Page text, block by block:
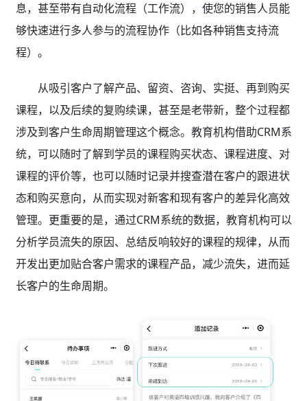
息，甚至带有自动化流程（工作流），使您的销售人员能
够快速进行多人参与的流程协作（比如各种销售支持流
程）。
从吸引客户了解产品、留资、咨询、实挺、再到购买
课程，以及后续的复购续课，甚至是老带新，整个过程都
涉及到客户生命周期管理这个概念。教育机构借助CRM系
统，可以随时了解到学员的课程购买状态、课程进度、对
课程的评价等，也可以随时记录并搜查潜在客户的跟进状
态和购买意向，从而实现对新客和现有客户的差异化高效
管理。更重要的是，通过CRM系统的数据，教育机构可以
分析学员流失的原因、总结反响较好的课程的规律，从而
开发出更加贴合客户需求的课程产品，减少流失，进而延
长客户的生命周期。